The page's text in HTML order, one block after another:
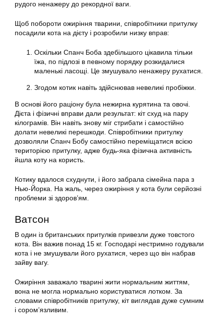
рудого ненажеру до рекордної ваги.
Щоб побороти ожиріння тварини, співробітники притулку
посадили кота на дієту і розробили низку вправ:
Оскільки Спанч Боба здебільшого цікавила тільки
їжа, по підлозі в певному порядку розкидалися
маленькі ласощі. Це змушувало ненажеру рухатися.
Згодом котик навіть здійснював невеликі пробіжки.
В основі його раціону була нежирна курятина та овочі.
Дієта і фізичні вправи дали результат: кіт схуд на пару
кілограмів. Він навіть знову міг стрибати і самостійно
долати невеликі перешкоди. Співробітники притулку
дозволяли Спанч Бобу самостійно переміщатися всією
територією притулку, адже будь-яка фізична активність
йшла коту на користь.
Котику вдалося схуднути, і його забрала сімейна пара з
Нью-Йорка. На жаль, через ожиріння у кота були серйозні
проблеми зі здоров’ям.
Ватсон
В один із британських притулків привезли дуже товстого
кота. Він важив понад 15 кг. Господарі нестримно годували
кота і не змушували його рухатися, через що він набрав
зайву вагу.
Ожиріння заважало тварині жити нормальним життям,
вона не могла нормально користуватися лотком. За
словами співробітників притулку, кіт виглядав дуже сумним
і сором’язливим.